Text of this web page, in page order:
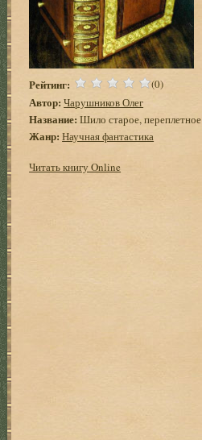
Рейтинг: (0)
Автор: Чарушников Олег
Название: Шило старое, переплетное
Жанр: Научная фантастика
Читать книгу Online